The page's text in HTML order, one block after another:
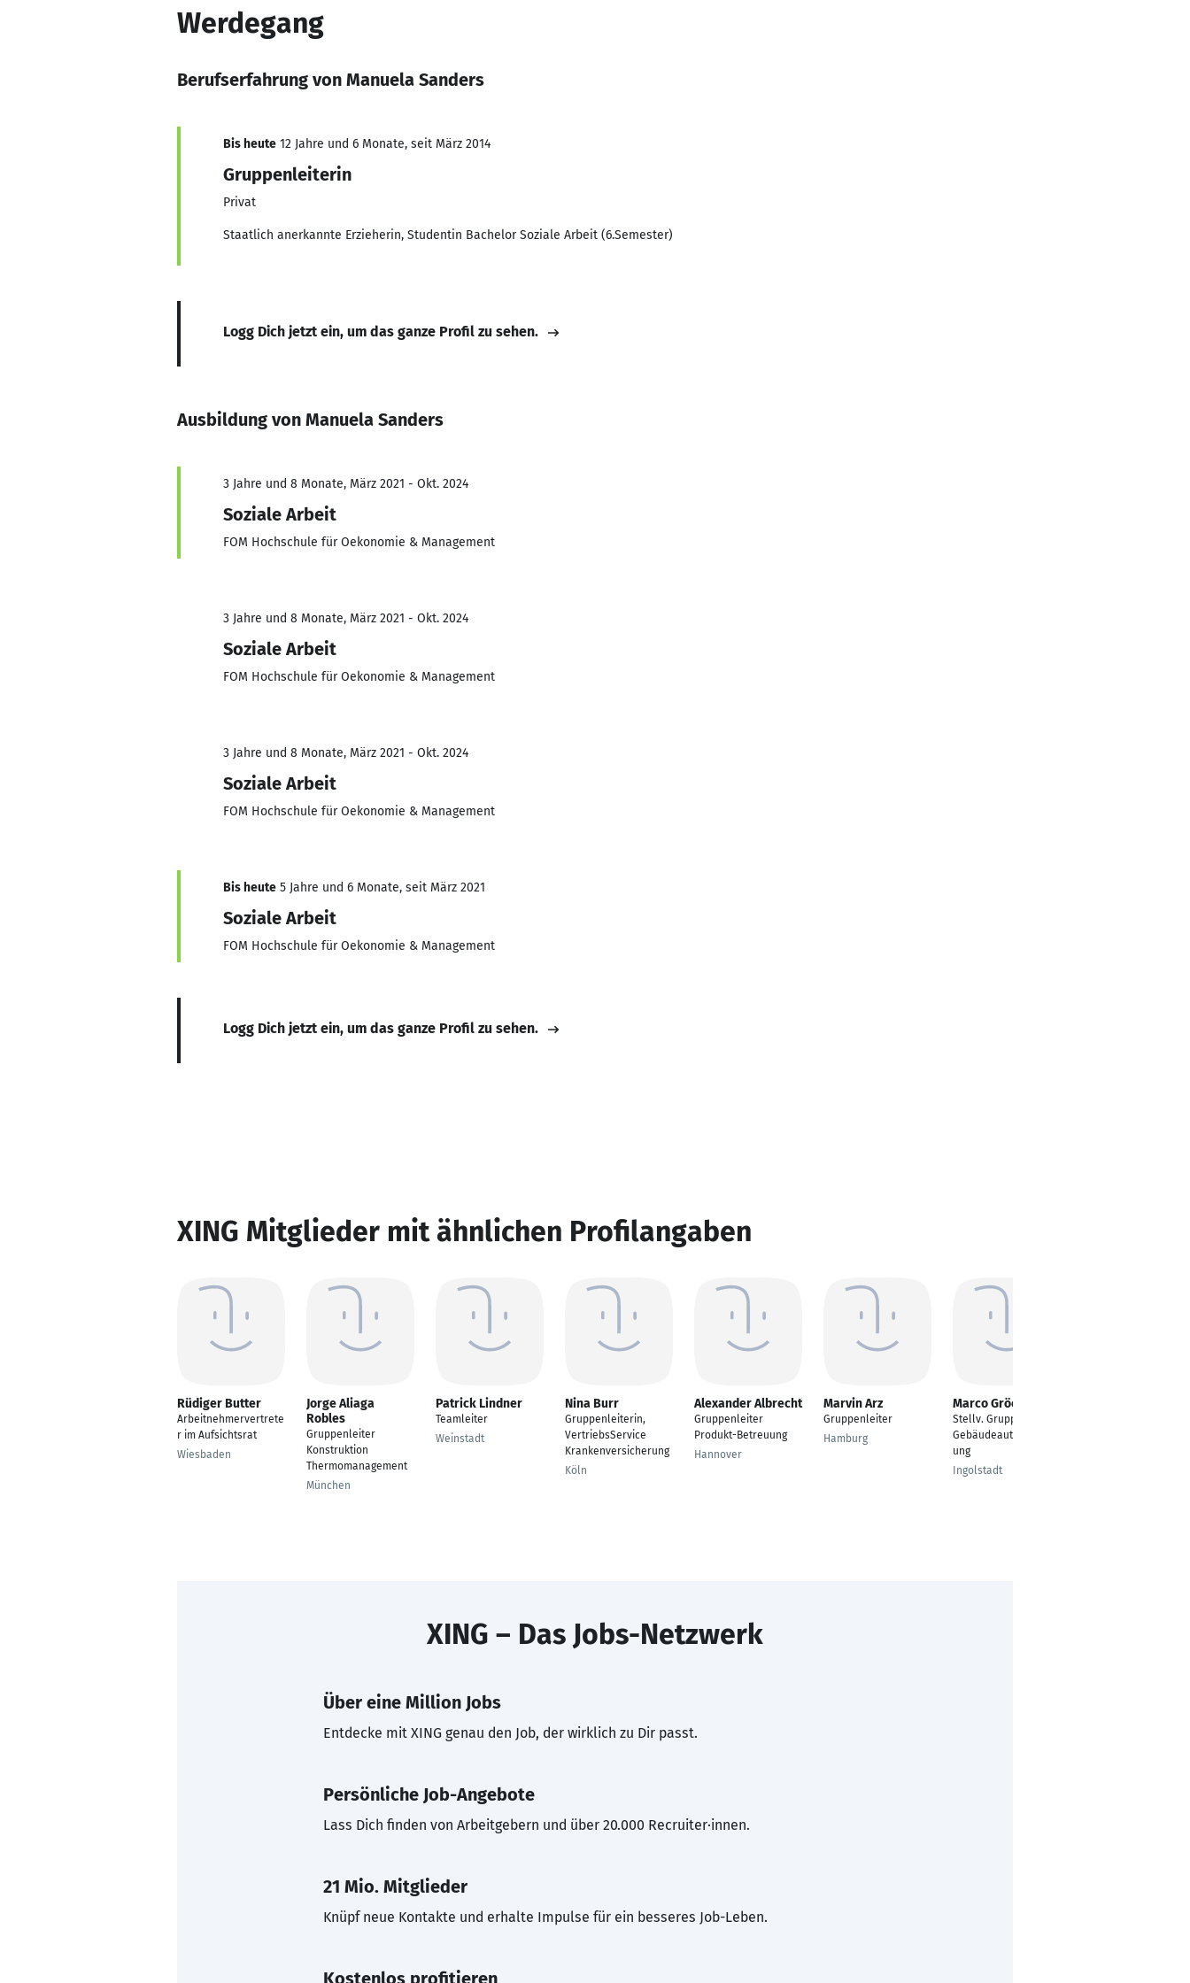
Werdegang
Berufserfahrung von Manuela Sanders
Bis heute 12 Jahre und 6 Monate, seit März 2014
Gruppenleiterin
Privat
Staatlich anerkannte Erzieherin, Studentin Bachelor Soziale Arbeit (6.Semester)
Logg Dich jetzt ein, um das ganze Profil zu sehen.
Ausbildung von Manuela Sanders
3 Jahre und 8 Monate, März 2021 - Okt. 2024
Soziale Arbeit
FOM Hochschule für Oekonomie & Management
3 Jahre und 8 Monate, März 2021 - Okt. 2024
Soziale Arbeit
FOM Hochschule für Oekonomie & Management
3 Jahre und 8 Monate, März 2021 - Okt. 2024
Soziale Arbeit
FOM Hochschule für Oekonomie & Management
Bis heute 5 Jahre und 6 Monate, seit März 2021
Soziale Arbeit
FOM Hochschule für Oekonomie & Management
Logg Dich jetzt ein, um das ganze Profil zu sehen.
XING Mitglieder mit ähnlichen Profilangaben
Rüdiger Butter
Arbeitnehmervertrete
r im Aufsichtsrat
Wiesbaden
Jorge Aliaga
Robles
Gruppenleiter
Konstruktion
Thermomanagement
München
Patrick Lindner
Teamleiter
Weinstadt
Nina Burr
Gruppenleiterin,
VertriebsService
Krankenversicherung
Köln
Alexander Albrecht
Gruppenleiter
Produkt-Betreuung
Hannover
Marvin Arz
Gruppenleiter
Hamburg
Marco Gröck
Stellv. Gruppenleiter
Gebäudeautomatisier
ung
Ingolstadt
XING – Das Jobs-Netzwerk
Über eine Million Jobs
Entdecke mit XING genau den Job, der wirklich zu Dir passt.
Persönliche Job-Angebote
Lass Dich finden von Arbeitgebern und über 20.000 Recruiter·innen.
21 Mio. Mitglieder
Knüpf neue Kontakte und erhalte Impulse für ein besseres Job-Leben.
Kostenlos profitieren